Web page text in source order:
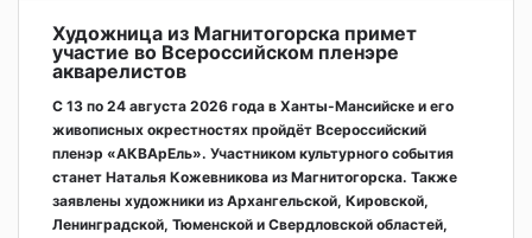
Художница из Магнитогорска примет
участие во Всероссийском пленэре
акварелистов
С 13 по 24 августа 2026 года в Ханты-Мансийске и его
живописных окрестностях пройдёт Всероссийский
пленэр «АКВАрЕль». Участником культурного события
станет Наталья Кожевникова из Магнитогорска. Также
заявлены художники из Архангельской, Кировской,
Ленинградской, Тюменской и Свердловской областей,